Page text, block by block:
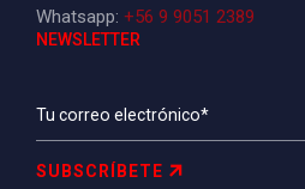
Whatsapp: +56 9 9051 2389
NEWSLETTER
SUBSCRÍBETE